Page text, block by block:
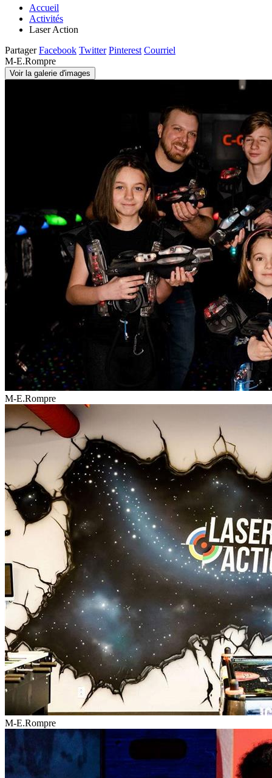
Accueil
Activités
Laser Action
Partager Facebook Twitter Pinterest Courriel
M-E.Rompre
Voir la galerie d'images
M-E.Rompre
M-E.Rompre